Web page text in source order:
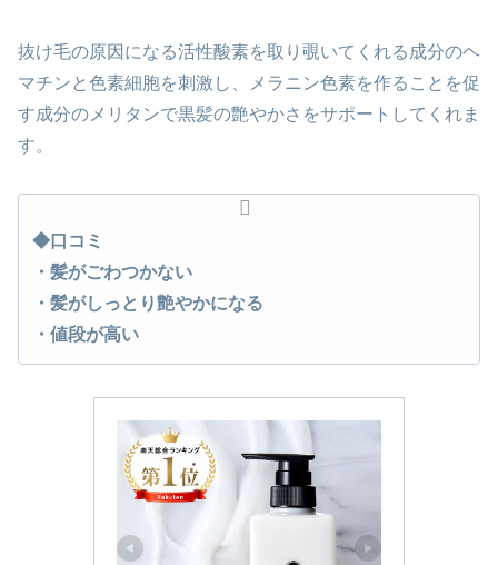
抜け毛の原因になる活性酸素を取り覗いてくれる成分のヘ
マチンと色素細胞を刺激し、メラニン色素を作ることを促
す成分のメリタンで黒髪の艶やかさをサポートしてくれま
す。
◆口コミ
・髪がごわつかない
・髪がしっとり艶やかになる
・値段が高い